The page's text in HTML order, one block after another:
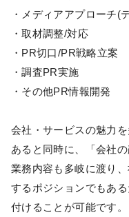
・メディアアプローチ(
・取材調整/対応
・PR切口/PR戦略立案
・調査PR実施
・その他PR情報開発
会社・サービスの魅力
あると同時に、「会社
業務内容も多岐に渡り
するポジションでもあ
付けることが可能です。